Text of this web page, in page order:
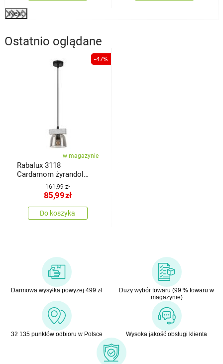
Next
Ostatnio oglądane
-47%
w magazynie
Rabalux 3118
Cardamom żyrandol
wiszący z drewnianymi
elementami
161,99 zł
85,99zł
Do koszyka
Darmowa wysyłka powyżej 499 zł
Duży wybór towaru (99 % towaru w
magazynie)
32 135 punktów odbioru w Polsce Wysoka jakość obsługi klienta